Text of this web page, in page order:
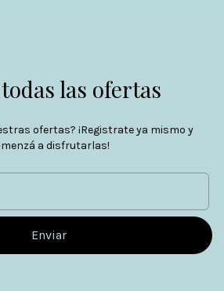
las ofertas
ofertas? ¡Registrate ya mismo y
a disfrutarlas!